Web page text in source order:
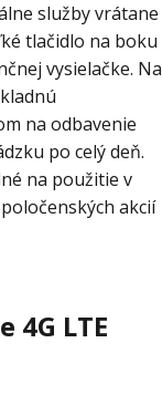
služby vrátane
tlačidlo na boku
vysielačke. Na
na odbavenie
po celý deň.
na použitie v
akcií
LTE